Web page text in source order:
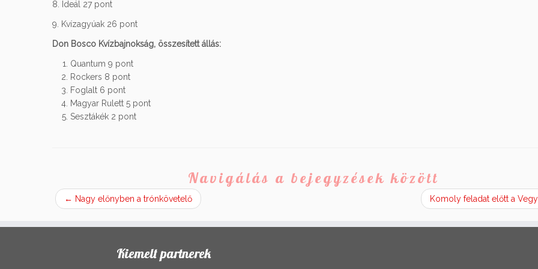
8. Ideál 27 pont
9. Kvízagyúak 26 pont
Don Bosco Kvízbajnokság, összesített állás:
Quantum 9 pont
Rockers 8 pont
Foglalt 6 pont
Magyar Rulett 5 pont
Sesztákék 2 pont
Navigálás a bejegyzések között
← Nagy előnyben a trónkövetelő Komoly feladat előtt a
Kiemelt partnerek